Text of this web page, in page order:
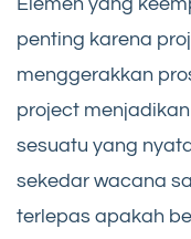
penting karena
menggerakkan
project
sesuatu yang
sekedar wacana
terlepas apakah